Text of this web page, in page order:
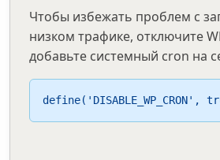
Чтобы избежать проблем с
низком трафике, отключите
добавьте системный cron на
define('DISABLE_WP_CRON',